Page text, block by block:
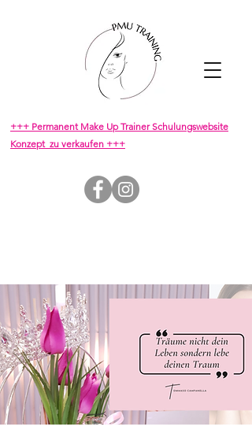
+++ Permanent Make Up Trainer Schulungswebsite
Konzept zu verkaufen +++